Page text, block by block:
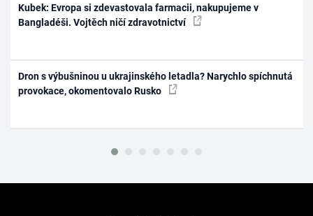
Kubek: Evropa si zdevastovala farmacii, nakupujeme v
Bangladéši. Vojtěch ničí zdravotnictví
Dron s výbušninou u ukrajinského letadla? Narychlo spíchnutá
provokace, okomentovalo Rusko